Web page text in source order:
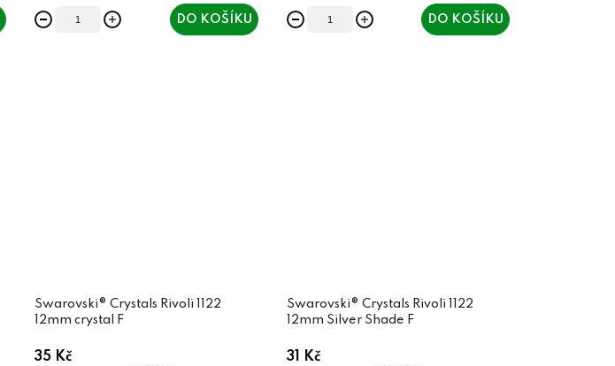
DO KOŠÍKU DO KOŠÍKU
Swarovski® Crystals Rivoli 1122
12mm crystal F
35 Kč
Swarovski® Crystals Rivoli 1122
12mm Silver Shade F
31 Kč